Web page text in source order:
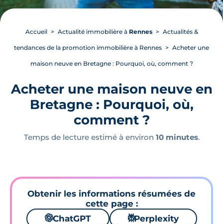
Accueil Actualité immobilière à Rennes Actualités &
tendances de la promotion immobilière à Rennes Acheter une
maison neuve en Bretagne : Pourquoi, où, comment ?
Acheter une maison neuve en
Bretagne : Pourquoi, où,
comment ?
Temps de lecture estimé à environ 10 minutes.
Obtenir les informations résumées de
cette page :
🌌ChatGPT ⚙Perplexity